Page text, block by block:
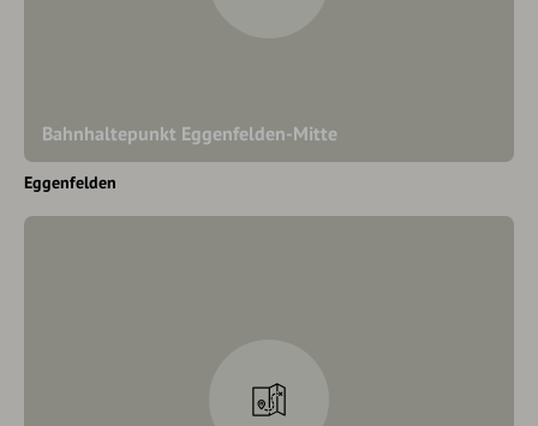
Bahnhaltepunkt Eggenfelden-Mitte
Eggenfelden